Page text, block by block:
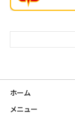
ホーム
メニュー